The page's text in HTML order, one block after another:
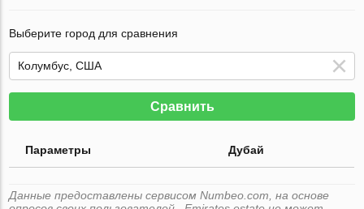
Выберите город для сравнения
Сравнить
Параметры Дубай
Данные предоставлены сервисом Numbeo.com, на основе